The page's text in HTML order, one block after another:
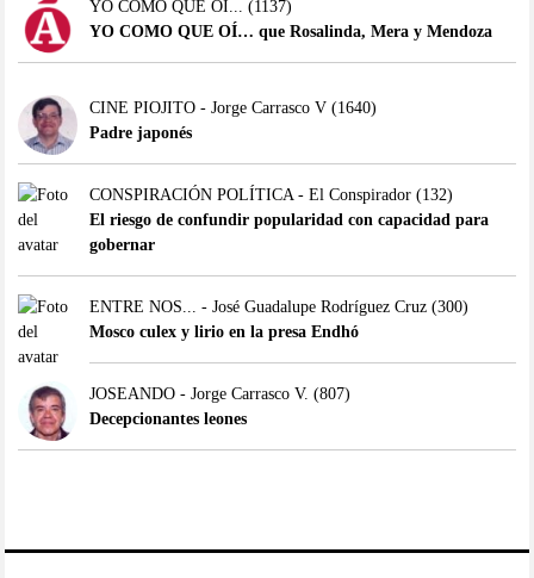
YO COMO QUE OÍ...
(1137)
YO COMO QUE OÍ… que Rosalinda, Mera y Mendoza
CINE PIOJITO - Jorge Carrasco V(1640)
Padre japonés
CONSPIRACIÓN POLÍTICA - El Conspirador(132)
El riesgo de confundir popularidad con capacidad para
gobernar
ENTRE NOS... - José Guadalupe Rodríguez Cruz(300)
Mosco culex y lirio en la presa Endhó
JOSEANDO - Jorge Carrasco V. (807)
Decepcionantes leones